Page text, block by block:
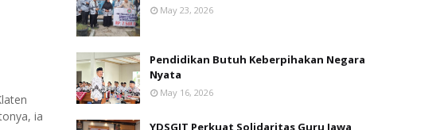
ia
May 23, 2026
Pendidikan Butuh Keberpihakan Negara
Nyata
May 16, 2026
YDSGJT Perkuat Solidaritas Guru Jawa